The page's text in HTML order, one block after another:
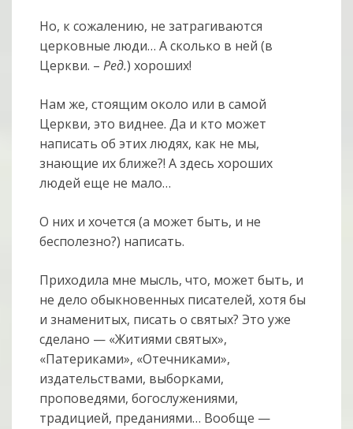
Но, к сожалению, не затрагиваются
церковные люди… А сколько в ней (в
Церкви. –Ред.) хороших!
Нам же, стоящим около или в самой
Церкви, это виднее. Да и кто может
написать об этих людях, как не мы,
знающие их ближе?! А здесь хороших
людей еще не мало…
О них и хочется (а может быть, и не
бесполезно?) написать.
Приходила мне мысль, что, может быть, и
не дело обыкновенных писателей, хотя бы
и знаменитых, писать о святых? Это уже
сделано — «Житиями святых»,
«Патериками», «Отечниками»,
издательствами, выборками,
проповедями, богослужениями,
традицией, преданиями… Вообще —